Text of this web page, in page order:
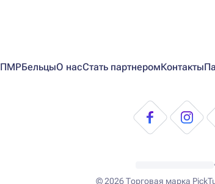
ПМРБельцыО насСтать партнеромКонтакты
© 2026Торговая марка